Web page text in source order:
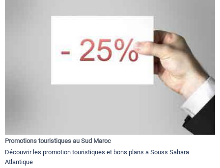
Promotions touristiques au Sud Maroc
Découvrir les promotion touristiques et bons plans a Souss Sahara
Atlantique